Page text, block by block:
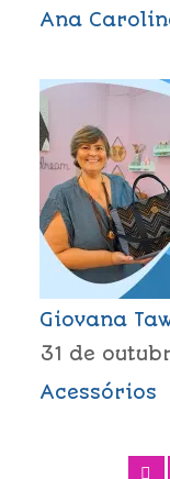
Ana
Giovana
31 de
Acessórios